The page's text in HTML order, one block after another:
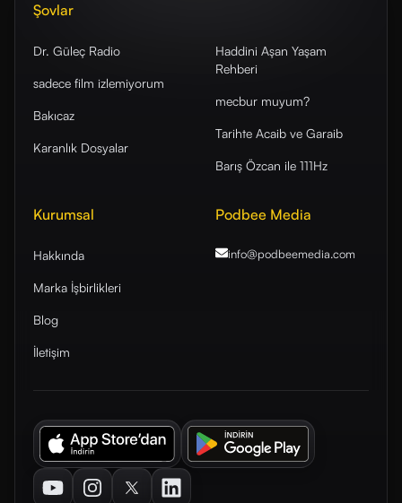
Şovlar
Dr. Güleç Radio
sadece film izlemiyorum
Bakıcaz
Karanlık Dosyalar
Haddini Aşan Yaşam
Rehberi
mecbur muyum?
Tarihte Acaib ve Garaib
Barış Özcan ile 111Hz
Kurumsal
Hakkında
Marka İşbirlikleri
Blog
İletişim
Podbee Media
info@podbeemedia.com
YoutubeInstagramTwitterLinkedIn